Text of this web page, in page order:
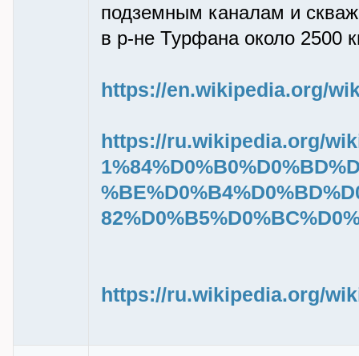
подземным каналам и
в р-не Турфана около 2500
https://en.wikipedia.org/
https://ru.wikipedia.org/
https://ru.wikipedia.org/